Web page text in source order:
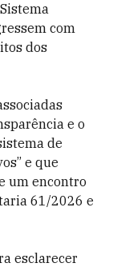
com
dos
e o
de
e que
um encontro
61/2026 e
esclarecer